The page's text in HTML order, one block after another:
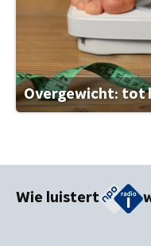
Overgewicht: tot
Wie luistert